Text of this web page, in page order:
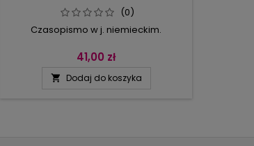
(0)
Czasopismo w j. niemieckim.
41,00 zł
 Dodaj do koszyka